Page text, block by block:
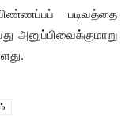
படிவத்தை
அனுப்பிவைக்குமாறு